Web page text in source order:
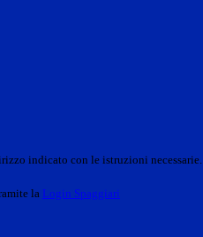
indicato con le istruzioni necessarie.
la Login Spaggiari